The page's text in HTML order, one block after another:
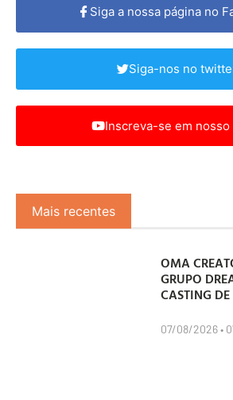
Siga a nossa página no
Siga-nos no
Inscreva-se em nosso
Mais recentes
OMA
GRUPO
CASTING
07/08/2026